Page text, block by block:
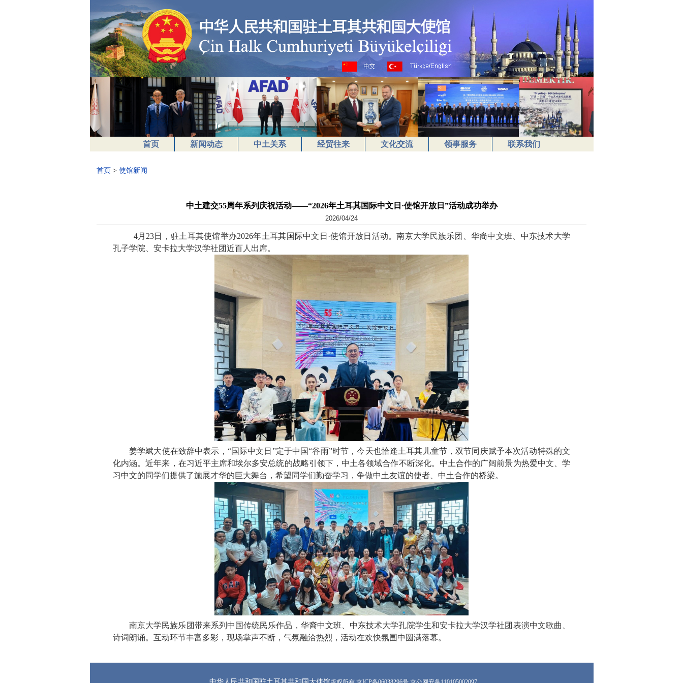
首页 新闻动态 中土关系 经贸往来 文化交流 领事服务 联系我们
首页 > 使馆新闻
中土建交55周年系列庆祝活动——“2026年土耳其国际中文日·使馆开放日”活动成功举办
2026/04/24
4月23日，驻土耳其使馆举办2026年土耳其国际中文日·使馆开放日活动。南京大学民族乐团、华裔中文班、中东技术大学
孔子学院、安卡拉大学汉学社团近百人出席。
姜学斌大使在致辞中表示，“国际中文日”定于中国“谷雨”时节，今天也恰逢土耳其儿童节，双节同庆赋予本次活动特殊的文
化内涵。近年来，在习近平主席和埃尔多安总统的战略引领下，中土各领域合作不断深化。中土合作的广阔前景为热爱中文、学
习中文的同学们提供了施展才华的巨大舞台，希望同学们勤奋学习，争做中土友谊的使者、中土合作的桥梁。
南京大学民族乐团带来系列中国传统民乐作品，华裔中文班、中东技术大学孔院学生和安卡拉大学汉学社团表演中文歌曲、
诗词朗诵。互动环节丰富多彩，现场掌声不断，气氛融洽热烈，活动在欢快氛围中圆满落幕。